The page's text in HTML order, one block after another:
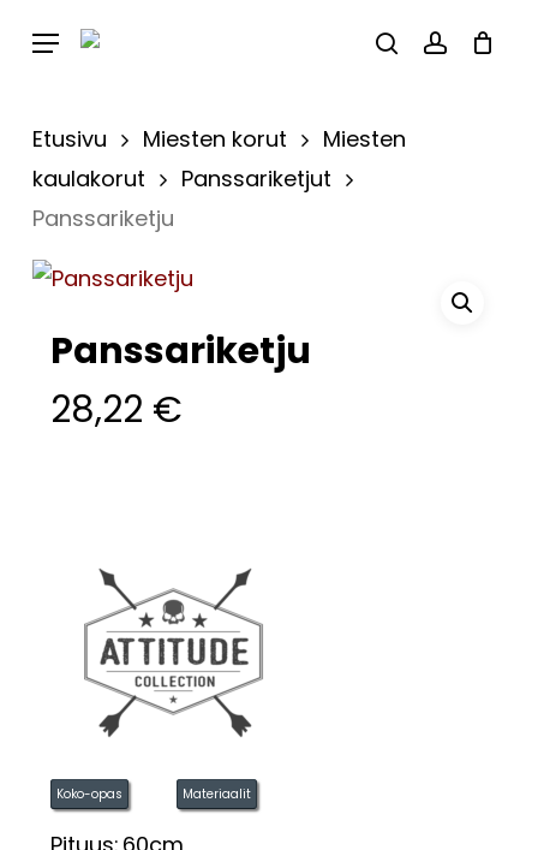
content
Menu Close
Etusivu Miesten korut
Miesten
kaulakorut
Panssariketjut
Panssariketju
Panssariketju
28,22 €
Koko-opas Materiaalit